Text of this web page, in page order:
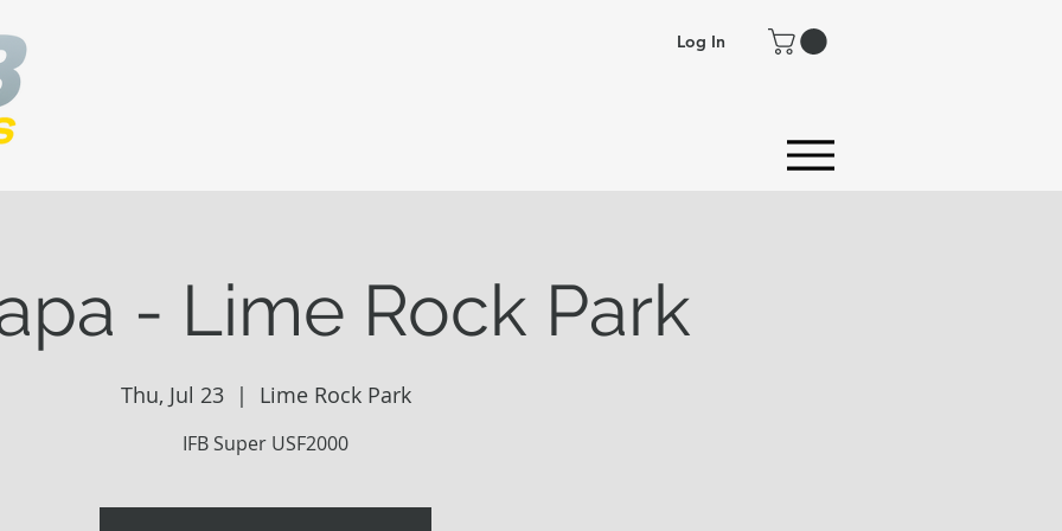
Log In
- Lime Rock Park
Thu, Jul 23
  |
Lime Rock Park
IFB Super USF2000